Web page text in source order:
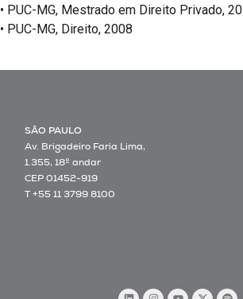
• PUC-MG, Mestrado em Direito Privado,
• PUC-MG, Direito, 2008
SÃO PAULO
Av. Brigadeiro Faria Lima,
1.355, 18º andar
CEP 01452-919
T +55 11 3799 8100